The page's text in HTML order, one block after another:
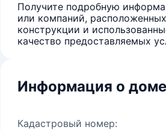
Получите подробную
или компаний,
конструкции и
качество предоставляемых
Информация о доме
Кадастровый номер: